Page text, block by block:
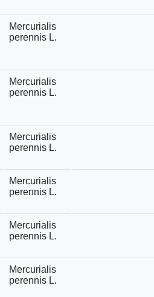
Mercurialis
perennis L.
Mercurialis
perennis L.
Mercurialis
perennis L.
Mercurialis
perennis L.
Mercurialis
perennis L.
Mercurialis
perennis L.